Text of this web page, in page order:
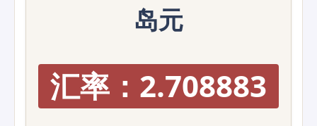
岛元
汇率：2.708883